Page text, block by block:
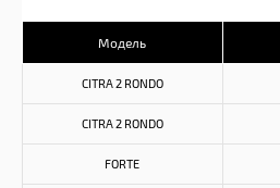
Модель
CITRA 2 RONDO
CITRA 2 RONDO
FORTE